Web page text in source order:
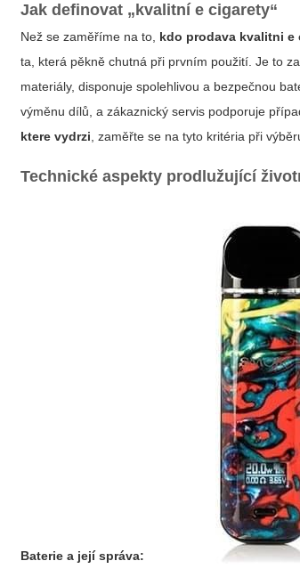
Jak definovat „kvalitní e cigarety“
Než se zaměříme na to, kdo prodava kvalitni e
ta, která pěkně chutná při prvním použití. Je to
materiály, disponuje spolehlivou a bezpečnou
výměnu dílů, a zákaznický servis podporuje
ktere vydrzi , zaměřte se na tyto kritéria při
Technické aspekty prodlužující
Baterie a její správa: